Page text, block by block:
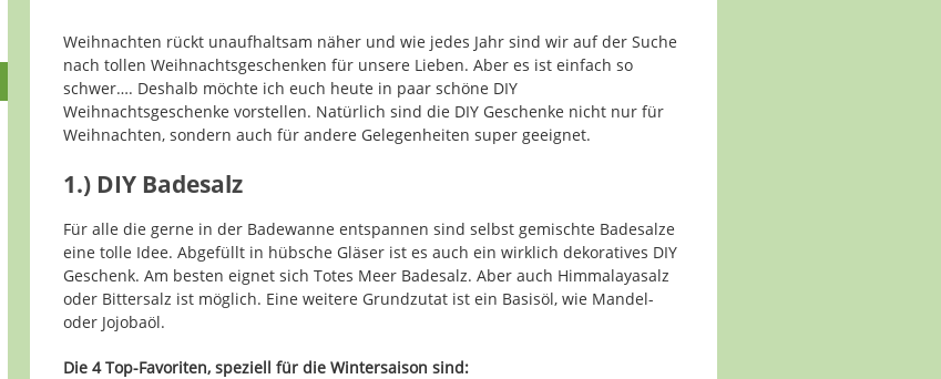
Weihnachten rückt unaufhaltsam näher und wie jedes Jahr sind wir auf der Suche
nach tollen Weihnachtsgeschenken für unsere Lieben. Aber es ist einfach so
schwer…. Deshalb möchte ich euch heute in paar schöne DIY
Weihnachtsgeschenke vorstellen. Natürlich sind die DIY Geschenke nicht nur für
Weihnachten, sondern auch für andere Gelegenheiten super geeignet.
1.) DIY Badesalz
Für alle die gerne in der Badewanne entspannen sind selbst gemischte Badesalze
eine tolle Idee. Abgefüllt in hübsche Gläser ist es auch ein wirklich dekoratives DIY
Geschenk. Am besten eignet sich Totes Meer Badesalz. Aber auch Himmalayasalz
oder Bittersalz ist möglich. Eine weitere Grundzutat ist ein Basisöl, wie Mandel-
oder Jojobaöl.
Die 4 Top-Favoriten, speziell für die Wintersaison sind: